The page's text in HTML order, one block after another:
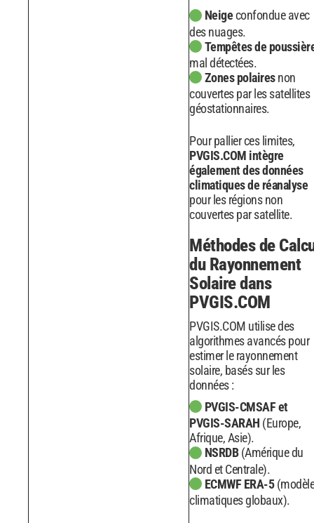
Neigeconfondue avec
des nuages.
Tempêtes de
mal détectées.
Zones polairesnon
couvertes par les satellites
géostationnaires.
Pour pallier ces limites,
PVGIS.COM intègre
également des données
climatiques de réanalyse
pour les régions non
couvertes par satellite.
Méthodes de
du Rayonnement
Solaire dans
PVGIS.COM
PVGIS.COM utilise des
algorithmes avancés pour
estimer le rayonnement
solaire, basés sur les
données :
PVGIS-CMSAF et
PVGIS-SARAH (Europe,
Afrique, Asie).
NSRDB(Amérique du
Nord et Centrale).
ECMWF ERA-5
climatiques globaux).